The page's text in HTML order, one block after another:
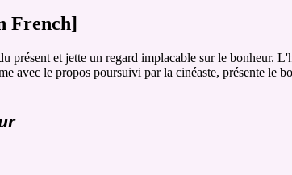
French]
présent et jette un regard implacable sur le bonheur.
avec le propos poursuivi par la cinéaste, présente le